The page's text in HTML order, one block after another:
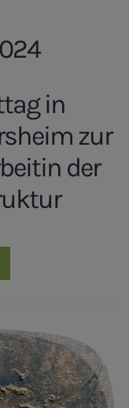
in
zur
der